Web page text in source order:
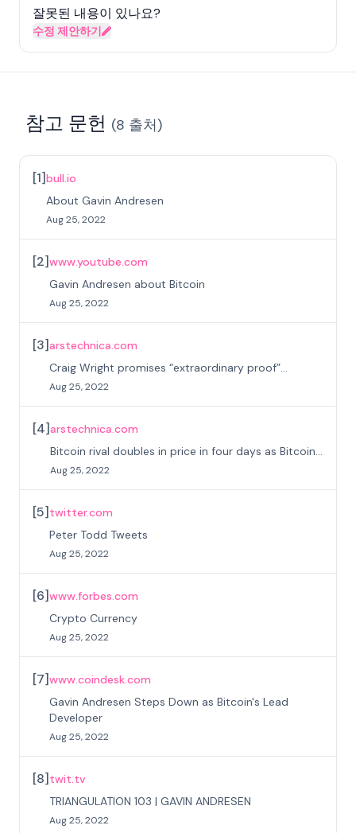
잘못된 내용이 있나요?
수정 제안하기
참고 문헌 (8 출처)
[1]bull.io
About Gavin Andresen
Aug 25, 2022
[2]www.youtube.com
Gavin Andresen about Bitcoin
Aug 25, 2022
[3]arstechnica.com
Craig Wright promises “extraordinary proof”...
Aug 25, 2022
[4]arstechnica.com
Bitcoin rival doubles in price in four days as Bitcoin...
Aug 25, 2022
[5] twitter.com
Peter Todd Tweets
Aug 25, 2022
[6]www.forbes.com
Crypto Currency
Aug 25, 2022
[7]www.coindesk.com
Gavin Andresen Steps Down as Bitcoin's Lead
Developer
Aug 25, 2022
[8] twit.tv
TRIANGULATION 103 | GAVIN ANDRESEN
Aug 25, 2022